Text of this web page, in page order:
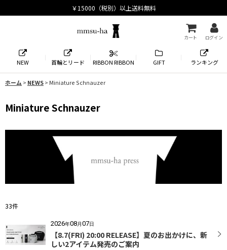
カート ログイン
NEW 首輪とリード RIBBON RIBBON GIFT ランキング
ホーム> NEWS> Miniature Schnauzer
Miniature Schnauzer
33件
2026年08月07日
【8.7(FRI) 20:00 RELEASE】夏のお出かけに、新
しい2アイテム発売のご案内